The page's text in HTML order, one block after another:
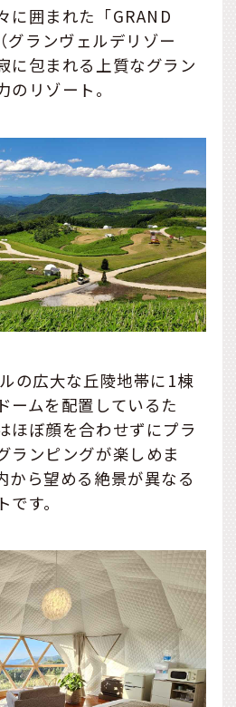
に囲まれた「GRAND
グランヴェルデリゾー
に包まれる上質なグラン
のリゾート。
の広大な丘陵地帯に1棟
ームを配置しているた
ほぼ顔を合わせずにプラ
ランピングが楽しめま
から望める絶景が異なる
す。